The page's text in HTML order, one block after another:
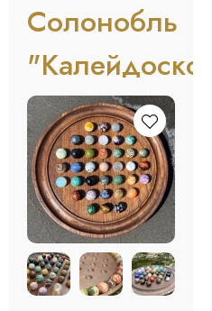
Солонобль
"Калейдоскоп"